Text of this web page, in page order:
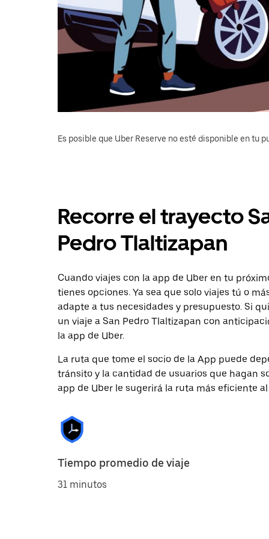
Es posible que Uber Reserve no esté disponible en tu
Recorre el trayecto
Pedro Tlaltizapan
Cuando viajes con la app de Uber en tu
tienes opciones. Ya sea que solo viajes tú o
adapte a tus necesidades y presupuesto. Si
un viaje a San Pedro Tlaltizapan con
la app de Uber.
La ruta que tome el socio de la App puede
tránsito y la cantidad de usuarios que hagan
app de Uber le sugerirá la ruta más eficiente
Tiempo promedio de viaje
31 minutos